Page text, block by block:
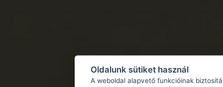
Oldalunk sütiket használ
A weboldal alapvető funkcióinak